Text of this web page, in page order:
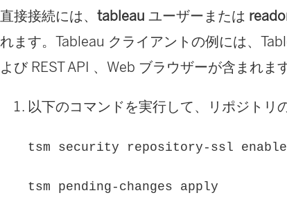
直接接続には、tableau ユーザーまたは
れます。Tableau クライアントの例には、
よび REST API 、Web ブラウザーが含まれます
以下のコマンドを実行して、リポジトリ
tsm security repository-ssl enable
tsm pending-changes apply